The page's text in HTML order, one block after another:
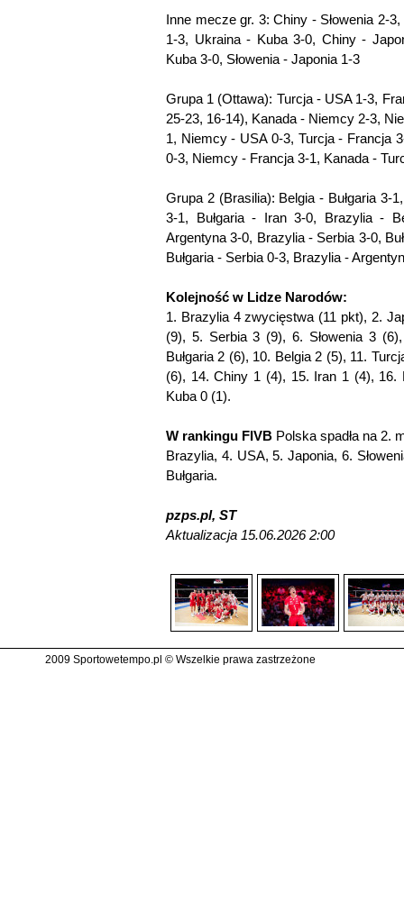
Inne mecze gr. 3: Chiny - Słowenia 2-
1-3, Ukraina - Kuba 3-0, Chiny -
Kuba 3-0, Słowenia - Japonia 1-3
Grupa 1 (Ottawa): Turcja - USA 1-3,
25-23, 16-14), Kanada - Niemcy 2-3,
1, Niemcy - USA 0-3, Turcja - Francja
0-3, Niemcy - Francja 3-1, Kanada -
Grupa 2 (Brasilia): Belgia - Bułgaria 3-
3-1, Bułgaria - Iran 3-0, Brazylia -
Argentyna 3-0, Brazylia - Serbia 3-0,
Bułgaria - Serbia 0-3, Brazylia -
Kolejność w Lidze Narodów:
1. Brazylia 4 zwycięstwa (11 pkt), 2.
(9), 5. Serbia 3 (9), 6. Słowenia 3
Bułgaria 2 (6), 10. Belgia 2 (5), 11.
(6), 14. Chiny 1 (4), 15. Iran 1 (4),
Kuba 0 (1).
W rankingu FIVB Polska spadła na 2.
Brazylia, 4. USA, 5. Japonia, 6.
Bułgaria.
pzps.pl, ST
Aktualizacja 15.06.2026 2:00
2009 Sportowetempo.pl © Wszelkie prawa zastrzeżone